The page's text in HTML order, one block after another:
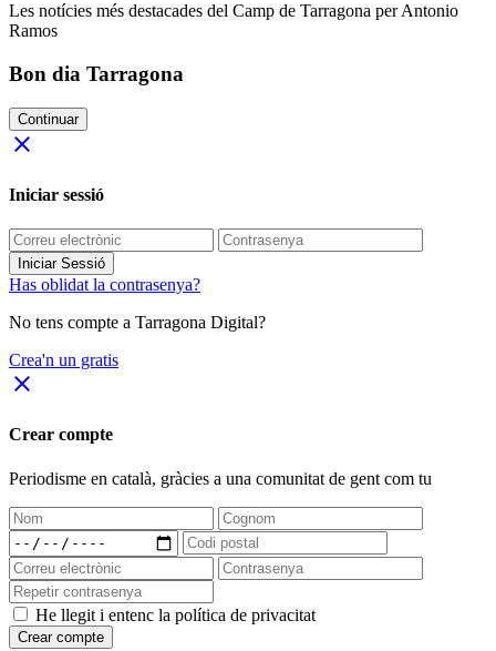
Les notícies més destacades del Camp de Tarragona per Antonio
Ramos
Bon dia Tarragona
Continuar
close
Iniciar sessió
Iniciar Sessió
Has oblidat la contrasenya?
No tens compte a Tarragona Digital?
Crea'n un gratis
close
Crear compte
Periodisme en català, gràcies a una comunitat de gent com tu
He llegit i entenc la política de privacitat
Crear compte